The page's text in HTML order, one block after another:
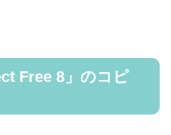
Free 8」のコピ